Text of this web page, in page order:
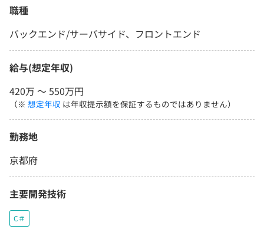
職種
バックエンド/サーバサイド、フロントエンド
給与(想定年収)
420万 〜 550万円
（※ 想定年収 は年収提示額を保証するものではありません）
勤務地
京都府
主要開発技術
C＃